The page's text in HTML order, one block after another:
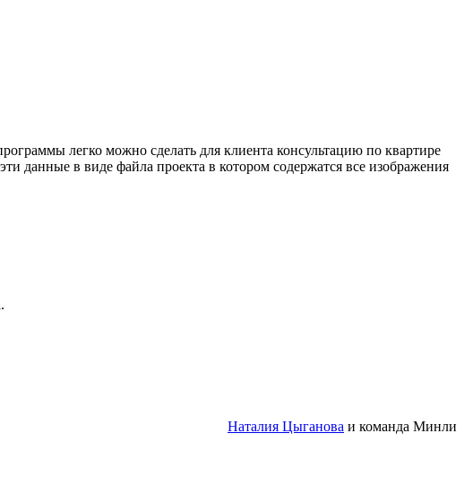
легко можно сделать для клиента консультацию по квартире
данные в виде файла проекта в котором содержатся все изображения
Наталия Цыганова и команда Минли